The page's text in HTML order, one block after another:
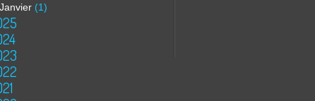
Janvier (1)